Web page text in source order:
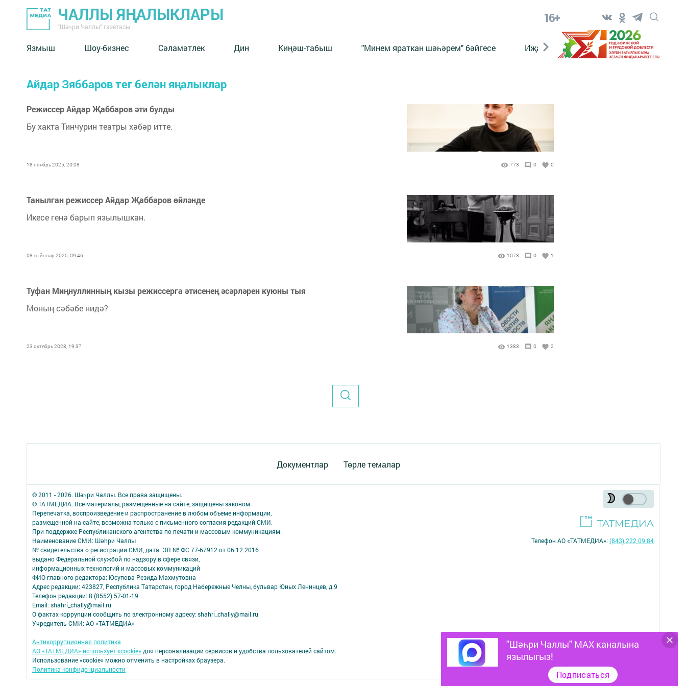
ЧАЛЛЫ ЯҢАЛЫКЛАРЫ
"Шәһри Чаллы" газетасы
16+
Язмыш Шоу-бизнес Сәламәтлек Дин Киңәш-табыш "Минем яраткан шәһәрем" бәйгесе Иҗат Реклама Онлайн
Айдар Зяббаров тег белән яңалыклар
Режиссер Айдар Җаббаров әти булды
Бу хакта Тинчурин театры хәбәр итте.
18 ноябрь 2025, 20:08 773 0 0
Танылган режиссер Айдар Җаббаров өйләнде
Икесе генә барып язылышкан.
08 гыйнвар 2025, 09:46 1073 0 1
Туфан Миңнуллинның кызы режиссерга әтисенең әсәрләрен куюны тыя
Моның сәбәбе нидә?
23 октябрь 2023, 19:37 1383 0 2
Документлар Төрле темалар
"Шәһри Чаллы" MAX каналына
язылыгыз!
Подписаться
© 2011 - 2026. Шәһри Чаллы. Все права защищены.
© ТАТМЕДИА. Все материалы, размещенные на сайте, защищены законом.
Перепечатка, воспроизведение и распространение в любом объеме информации,
размещенной на сайте, возможна только с письменного согласия редакций СМИ.
При поддержке Республиканского агентства по печати и массовым коммуникациям.
Наименование СМИ: Шəhри Чаллы
№ свидетельства о регистрации СМИ, дата: ЭЛ № ФС 77-67912 от 06.12.2016
выдано Федеральной службой по надзору в сфере связи,
информационных технологий и массовых коммуникаций
ФИО главного редактора: Юсупова Резида Махмутовна
Адрес редакции: 423827, Республика Татарстан, город Набережные Челны, бульвар Юных Ленинцев, д.9
Телефон редакции: 8 (8552) 57-01-19
Email: shahri_chally@mail.ru
О фактах коррупции сообщить по электронному адресу: shahri_chally@mail.ru
Учредитель СМИ: АО «ТАТМЕДИА»
Антикоррупционная политика
АО «ТАТМЕДИА» использует «cookie» для персонализации сервисов и удобства пользователей сайтом.
Использование «cookie» можно отменить в настройках браузера.
Политика конфиденциальности
Телефон АО «ТАТМЕДИА»:(843) 222 09 84